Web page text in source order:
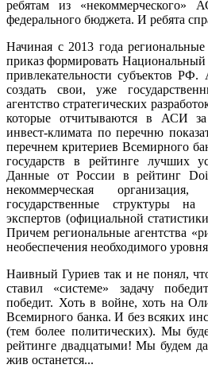
ребятам из «некоммерческого»
федерального бюджета. И ребята
Начиная с 2013 года
приказ формировать
привлекательности субъектов
создать свои, уже
агентство стратегических
которые отчитываются в АСИ за
инвест-климата по перечню
перечнем критериев Всемирного
государств в рейтинге лучших
Данные от России в рейтинг
некоммерческая
государственные структуры
экспертов (официальной
Причем региональные агентства
необеспечения необходимого
Наивный Гуриев так и не понял,
ставил «системе» задачу
победит. Хоть в войне, хоть на
Всемирного банка. И без всяких
(тем более политических). Мы
рейтинге двадцатыми! Мы будем
жив останется...